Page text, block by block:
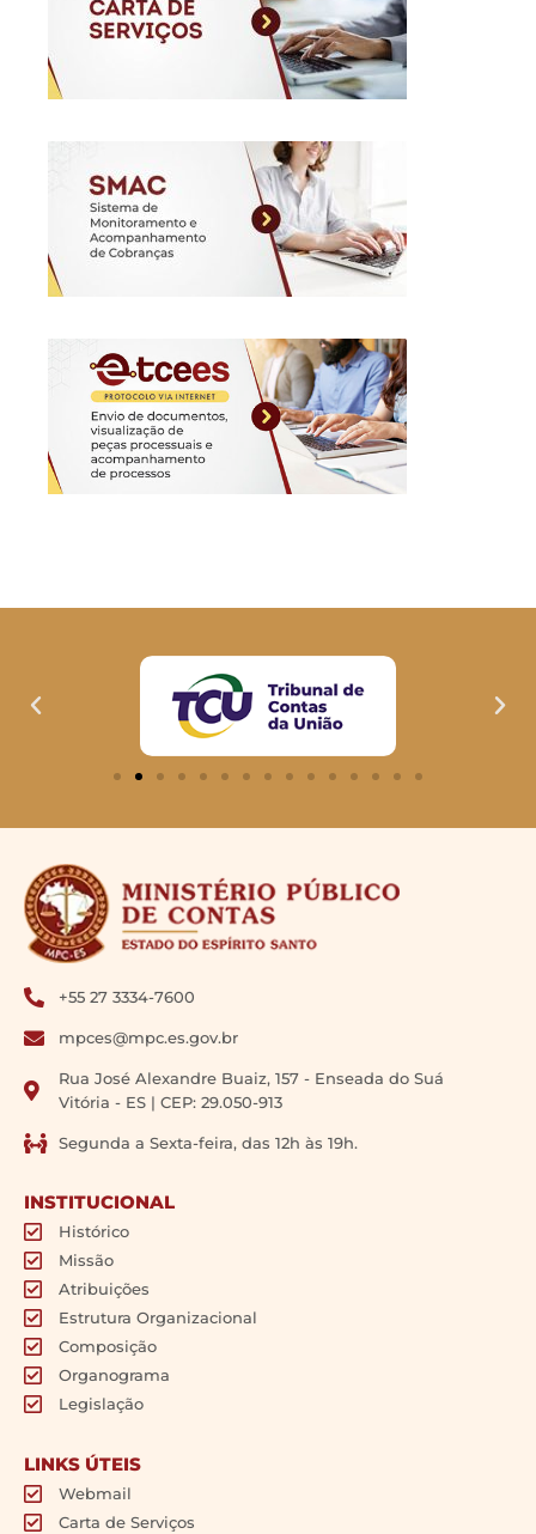
+55 27 3334-7600
mpces@mpc.es.gov.br
Rua José Alexandre Buaiz, 157 - Enseada do Suá
Vitória - ES | CEP: 29.050-913
Segunda a Sexta-feira, das 12h às 19h.
INSTITUCIONAL
Histórico
Missão
Atribuições
Estrutura Organizacional
Composição
Organograma
Legislação
LINKS ÚTEIS
Webmail
Carta de Serviços